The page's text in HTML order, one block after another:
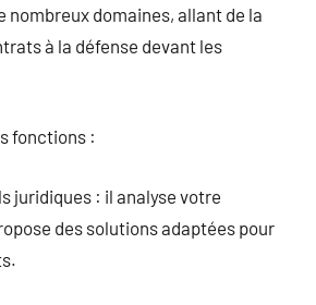
nombreux domaines, allant de la
à la défense devant les
fonctions :
juridiques : il analyse votre
des solutions adaptées pour